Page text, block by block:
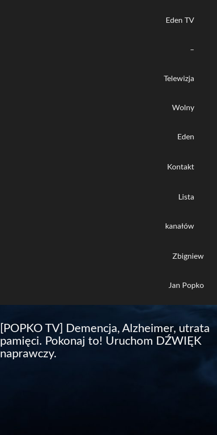
Eden TV
–
Telewizja
Wolny
Eden
Kontakt
Lista
kanałów
Zbigniew
Jan Popko
[POPKO TV] Demencja, Alzheimer, utrata
pamięci. Pokonaj to! Uruchom DŹWIĘK
naprawczy.